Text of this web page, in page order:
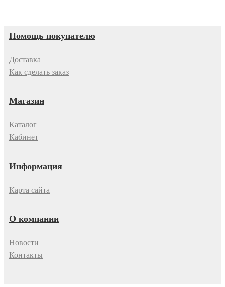
Помощь покупателю
Доставка
Как сделать заказ
Магазин
Каталог
Кабинет
Информация
Карта сайта
О компании
Новости
Контакты